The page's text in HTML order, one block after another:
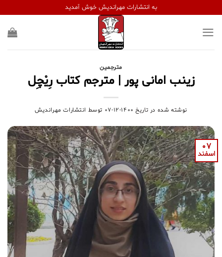
content
به انتشارات مهراندیش خوش آمدید
مترجمین
زینب امانی پور | مترجم کتاب رِیْچِل
نوشته شده در تاریخ ۱۴۰۰-۱۲-۰۷ توسط انتشارات مهراندیش
07
اسفند